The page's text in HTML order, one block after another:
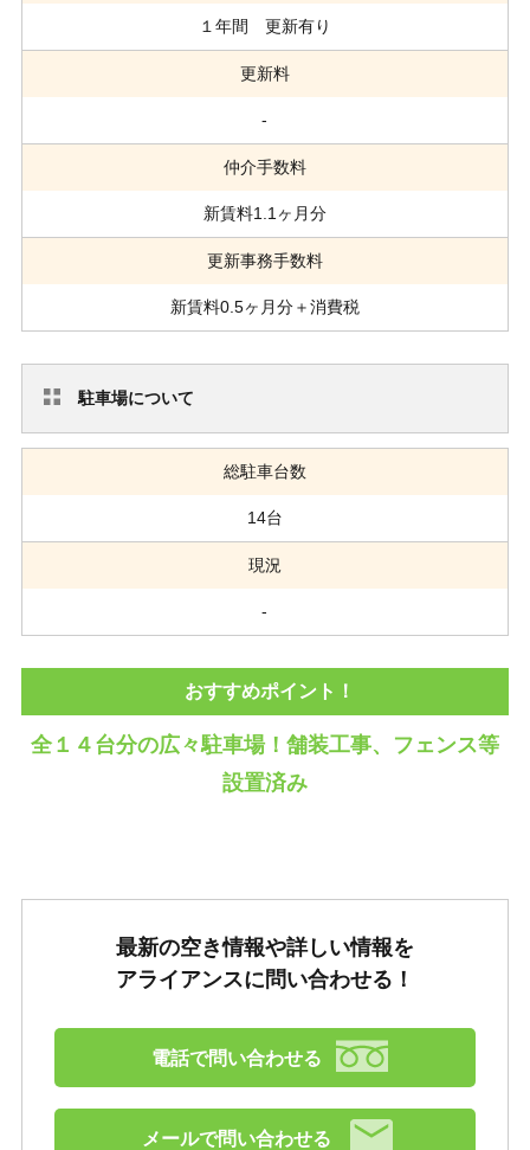
１年間 更新有り
更新料
-
仲介手数料
新賃料1.1ヶ月分
更新事務手数料
新賃料0.5ヶ月分＋消費税
駐車場について
総駐車台数
14台
現況
-
おすすめポイント！
全１４台分の広々駐車場！舗装工事、フェンス等
設置済み
最新の空き情報や詳しい情報を
アライアンスに問い合わせる！
電話で問い合わせる
メールで問い合わせる